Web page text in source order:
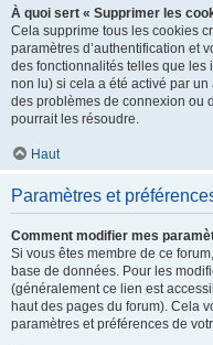
À quoi sert « Supprimer les
Cela supprime tous les cookies
paramètres d’authentification et
des fonctionnalités telles que les
non lu) si cela a été activé par
des problèmes de connexion ou
pourrait les résoudre.
Haut
Paramètres et
Comment modifier mes
Si vous êtes membre de ce
base de données. Pour les
(généralement ce lien est
haut des pages du forum). Cela
paramètres et préférences de